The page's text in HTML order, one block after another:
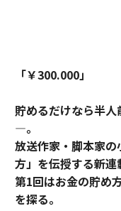
「￥300.000」
貯めるだけなら半
―。
放送作家・脚本家
方」を伝授する新連
第1回はお金の貯め
を探る。